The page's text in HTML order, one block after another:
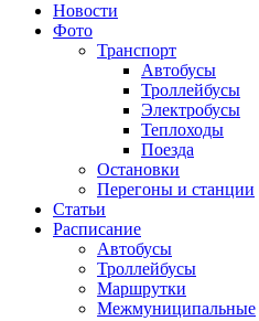
Новости
Фото
Транспорт
Автобусы
Троллейбусы
Электробусы
Теплоходы
Поезда
Остановки
Перегоны и станции
Статьи
Расписание
Автобусы
Троллейбусы
Маршрутки
Межмуниципальные